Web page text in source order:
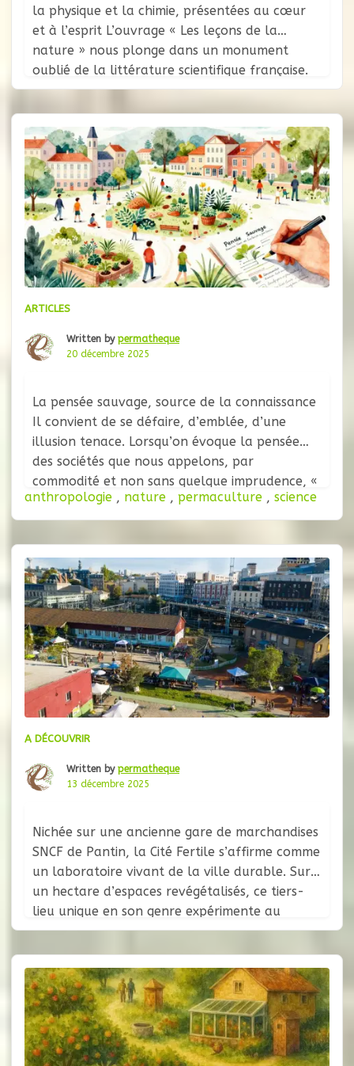
la physique et la chimie, présentées au cœur
et à l’esprit L’ouvrage « Les leçons de la
nature » nous plonge dans un monument
oublié de la littérature scientifique française.
Alors qu’ un érudit du XVIIIe siècle entreprit de
réconcilier le savoir et la foi à travers
l’émerveillement… Quand
ARTICLES
Written by permatheque
20 décembre 2025
La pensée sauvage, source de la connaissance
Il convient de se défaire, d’emblée, d’une
illusion tenace. Lorsqu’on évoque la pensée
des sociétés que nous appelons, par
commodité et non sans quelque imprudence, «
primitives », on imagine volontiers un mode de
raisonnement balbutiant, une forme
de la rationalité qui
anthropologie , nature , permaculture , science
A DÉCOUVRIR
Written by permatheque
13 décembre 2025
Nichée sur une ancienne gare de marchandises
SNCF de Pantin, la Cité Fertile s’affirme comme
un laboratoire vivant de la ville durable. Sur
un hectare d’espaces revégétalisés, ce tiers-
lieu unique en son genre expérimente au
quotidien les pratiques de demain : agriculture
urbaine, circuits courts, économie circulaire et
solidarité de proximité. Un Écosystème au
Service